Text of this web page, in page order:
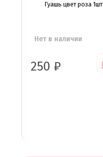
Гуашь цвет роза 1шт
Нет в наличии
250 ₽